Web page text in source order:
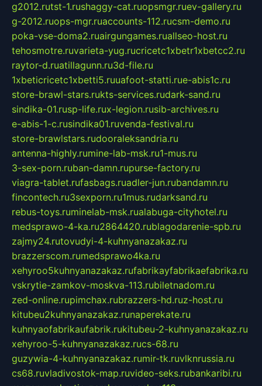
g2012.rutst-1.rushaggy-cat.ruopsmgr.ruev-gallery.ru
g-2012.ruops-mgr.ruaccounts-112.rucsm-demo.ru
poka-vse-doma2.ruairgungames.ruallseo-host.ru
tehosmotre.ruvarieta-yug.rucricetc1xbetr1xbetcc2.ru
raytor-d.ruatillagunn.ru3d-file.ru
1xbeticricetc1xbetti5.ruuafoot-statti.rue-abis1c.ru
store-brawl-stars.rukts-services.rudark-sand.ru
sindika-01.rusp-life.rux-legion.rusib-archives.ru
e-abis-1-c.rusindika01.ruvenda-festival.ru
store-brawlstars.rudooraleksandria.ru
antenna-highly.rumine-lab-msk.ru1-mus.ru
3-sex-porn.ruban-damn.rupurse-factory.ru
viagra-tablet.rufasbags.ruadler-jun.rubandamn.ru
fincontech.ru3sexporn.ru1mus.rudarksand.ru
rebus-toys.ruminelab-msk.rualabuga-cityhotel.ru
medsprawo-4-ka.ru2864420.rublagodarenie-spb.ru
zajmy24.rutovudyi-4-kuhnyanazakaz.ru
brazzerscom.rumedsprawo4ka.ru
xehyroo5kuhnyanazakaz.rufabrikayfabrikaefabrika.ru
vskrytie-zamkov-moskva-113.rubiletnadom.ru
zed-online.rupimchax.rubrazzers-hd.ruz-host.ru
kitubeu2kuhnyanazakaz.runaperekate.ru
kuhnyaofabrikaufabrik.rukitubeu-2-kuhnyanazakaz.ru
xehyroo-5-kuhnyanazakaz.rucs-68.ru
guzywia-4-kuhnyanazakaz.rumir-tk.ruvlknrussia.ru
cs68.ruvladivostok-map.ruvideo-seks.rubankaribi.ru